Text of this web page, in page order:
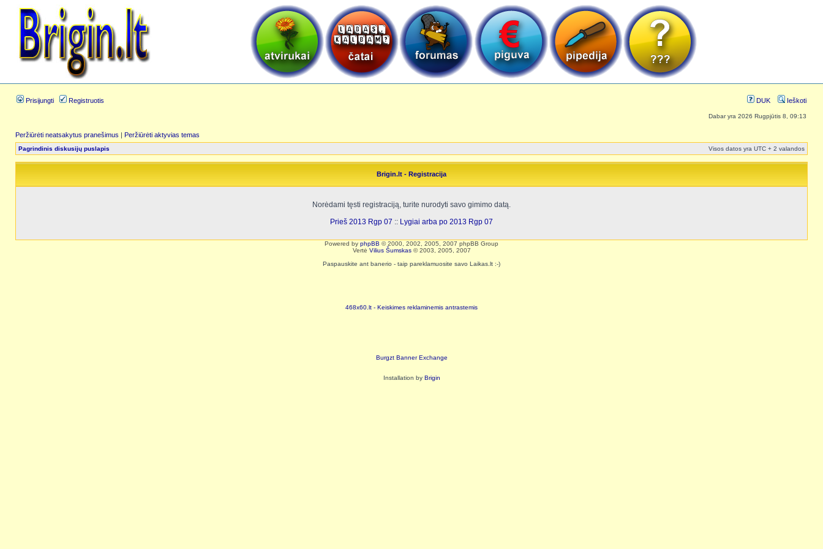
Prisijungti Registruotis DUK Ieškoti
Dabar yra 2026 Rugpjūtis 8, 09:13
Peržiūrėti neatsakytus pranešimus | Peržiūrėti aktyvias temas
Pagrindinis diskusijų puslapis Visos datos yra UTC + 2 valandos
Brigin.lt - Registracija
Norėdami tęsti registraciją, turite nurodyti savo gimimo datą.
Prieš 2013 Rgp 07 :: Lygiai arba po 2013 Rgp 07
Powered by phpBB © 2000, 2002, 2005, 2007 phpBB Group
Vertė Vilius Šumskas© 2003, 2005, 2007
Paspauskite ant banerio - taip pareklamuosite savo Laikas.lt :-)
468x60.lt - Keiskimes reklaminemis antrastemis
Burgzt Banner Exchange
Installation by Brigin